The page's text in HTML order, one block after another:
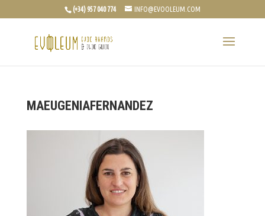
(+34) 957 040 774 INFO@EVOOLEUM.COM
MAEUGENIAFERNANDEZ